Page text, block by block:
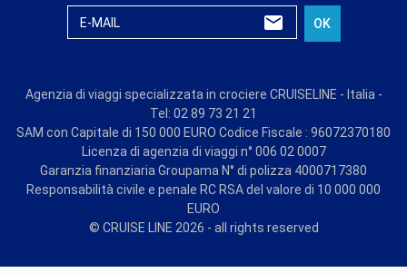
E-MAIL OK
Agenzia di viaggi specializzata in crociere CRUISELINE - Italia -
Tel: 02 89 73 21 21
SAM con Capitale di 150 000 EURO Codice Fiscale : 96072370180
Licenza di agenzia di viaggi n° 006 02 0007
Garanzia finanziaria Groupama N° di polizza 4000717380
Responsabilità civile e penale RC RSA del valore di 10 000 000
EURO
© CRUISE LINE 2026 - all rights reserved